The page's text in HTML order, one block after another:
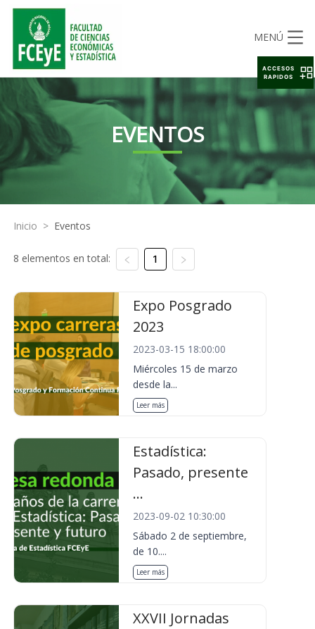
MENÚ
EVENTOS
Inicio > Eventos
8 elementos en total: 1
Expo Posgrado
2023
2023-03-15 18:00:00
Miércoles 15 de marzo
desde la...
Leer más
Estadística:
Pasado, presente
...
2023-09-02 10:30:00
Sábado 2 de septiembre,
de 10....
Leer más
XXVII Jornadas
ACCESOS
RAPIDOS